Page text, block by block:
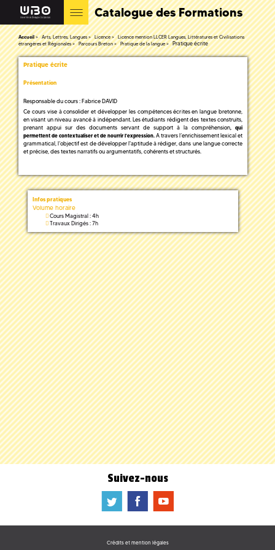
Catalogue des Formations
Accueil Arts, Lettres, Langues Licence
Licence mention LLCER Langues, Littératures et Civilisations
étrangères et Régionales
Parcours Breton Pratique de la langue Pratique écrite
Pratique écrite
Présentation
Responsable du cours : Fabrice DAVID
Ce cours vise à consolider et développer les compétences écrites en langue bretonne,
en visant un niveau avancé à indépendant. Les étudiants rédigent des textes construits,
prenant appui sur des documents servant de support à la compréhension, qui
permettent de contextualiser et de nourrir l'expression. A travers l’enrichissement lexical et
grammatical, l’objectif est de développer l'aptitude à rédiger, dans une langue correcte
et précise, des textes narratifs ou argumentatifs, cohérents et structurés.
Infos pratiques
Volume horaire
Cours Magistral : 4h
Travaux Dirigés : 7h
Suivez-nous
a b f
Crédits et mention légales